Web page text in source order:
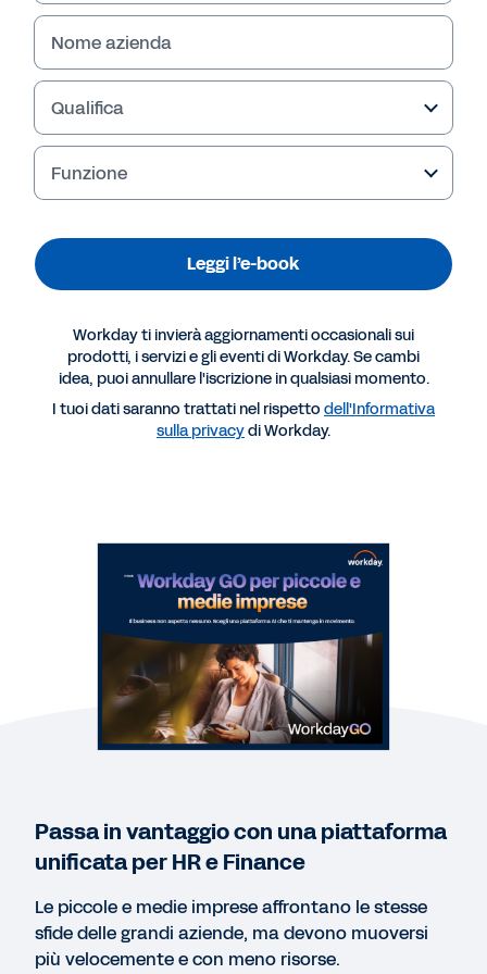
E-BOOK
Workday GO per le piccole e medie imprese
un'implementazione di successo
Parti con il piede giusto: reportistica finanziaria e
GUIDA
L'AI cambia le regole del gioco per le PMI
Nome azienda
Qualifica
Funzione
Leggi l’e-book
Workday ti invierà aggiornamenti occasionali sui
prodotti, i servizi e gli eventi di Workday. Se cambi
idea, puoi annullare l'iscrizione in qualsiasi momento.
I tuoi dati saranno trattati nel rispetto dell'Informativa
sulla privacydi Workday.
Passa in vantaggio con una piattaforma
unificata per HR e Finance
Le piccole e medie imprese affrontano le stesse
sfide delle grandi aziende, ma devono muoversi
più velocemente e con meno risorse.